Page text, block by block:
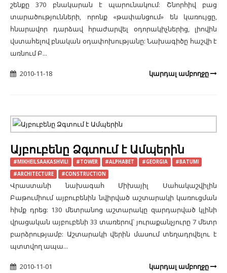
շենքը 370 բնակարան է պարունակում: Շնորհիվ բաց
տարածությունների, որոնք «թափանցում» են կառույցը,
հնարավոր դարձավ հրաժարվել օդորակիչներից, լիովին
վստահելով բնական օդափոխությանը: Նախագիծը հաշվի է
առնում Բ...
2010-11-18 կարդալ ամբողջը
Այբուբենը Ձգտում է Ամպերին
#MIKHEILSAAKASHVILI #TOWER #ALPHABET #GEORGIA
#BATUMI
#ARCHITECTURE
#CONSTRUCTION
Վրաստանի նախագահ Միխայիլ Սահակաշվիլին
Բաթումիում այբուբենին նվիրված աշտարակի կառուցման
հիմք դրեց: 130 մետրանոց աշտարակը զարդարված կլինի
վրացական այբուբենի 33 տառերով՝ յուրաքանչյուրը 7 մետր
բարձրությամբ: Աշտարակի վերին մասում տեղադրվելու է
պտտվող ապա...
2010-11-01 կարդալ ամբողջը